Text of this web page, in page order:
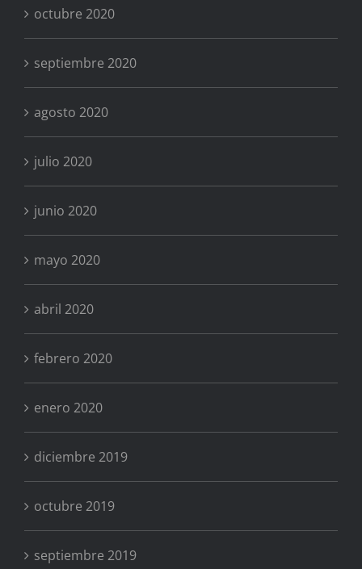
octubre 2020
septiembre 2020
agosto 2020
julio 2020
junio 2020
mayo 2020
abril 2020
febrero 2020
enero 2020
diciembre 2019
octubre 2019
septiembre 2019